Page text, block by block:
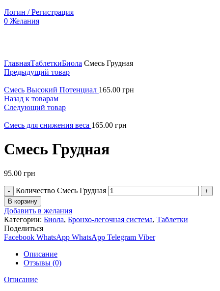
Логин / Регистрация
0 Желания
ГлавнаяТаблеткиБиола Смесь Грудная
Предыдущий товар
Смесь Высокий Потенциал 165.00 грн
Назад к товарам
Следующий товар
Смесь для снижения веса 165.00 грн
Смесь Грудная
95.00 грн
Количество Смесь Грудная
В корзину
Добавить в желания
Категории: Биола, Бронхо-легочная система, Таблетки
Поделиться
Facebook WhatsApp WhatsApp Telegram Viber
Описание
Отзывы (0)
Описание